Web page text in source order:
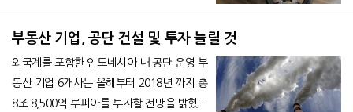
월 동안의 누계 대수는 총 46대로 판매량이
부동산 기업, 공단 건설 및 투자 늘릴 것
외국계를 포함한 인도네시아 내 공단 운영 부
동산 기업 6개사는 올해부터 2018년 까지 총
8조 8,500억 루피아를 투자할 전망을 밝혔